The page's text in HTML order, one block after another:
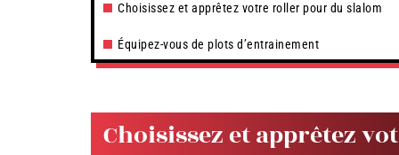
Choisissez et apprêtez votre roller pour du slalom
Équipez-vous de plots d’entrainement
Choisissez et apprêtez